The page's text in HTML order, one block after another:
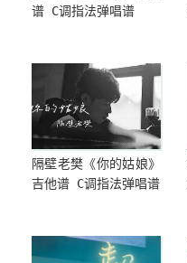
谱 C调指法弹唱谱
隔壁老樊《你的姑娘》
吉他谱 C调指法弹唱谱